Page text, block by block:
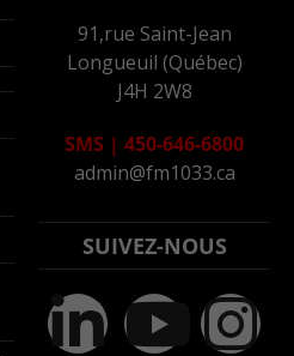
91,rue Saint-Jean
Longueuil (Québec)
J4H 2W8
SMS | 450-646-6800
admin@fm1033.ca
SUIVEZ-NOUS